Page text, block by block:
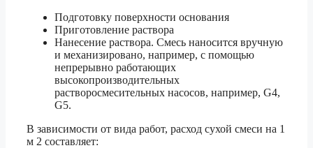
Подготовку поверхности основания
Приготовление раствора
Нанесение раствора. Смесь наносится вручную
и механизировано, например, с помощью
непрерывно работающих
высокопроизводительных
растворосмесительных насосов, например, G4,
G5.
В зависимости от вида работ, расход сухой смеси на 1
м 2 составляет: